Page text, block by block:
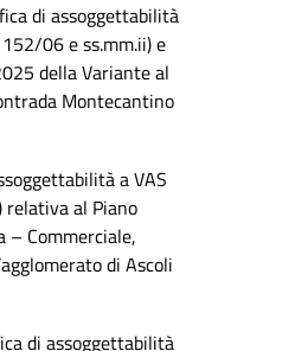
di assoggettabilità
06 e ss.mm.ii) e
della Variante al
Montecantino
a VAS
relativa al Piano
Commerciale,
di Ascoli
di assoggettabilità